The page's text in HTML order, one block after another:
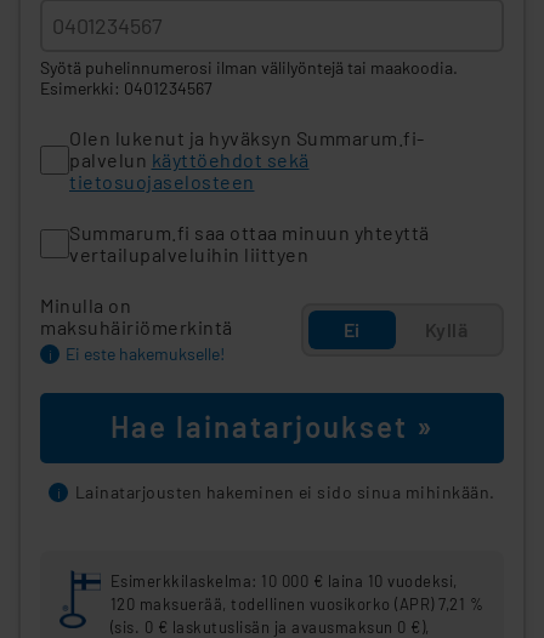
Syötä puhelinnumerosi ilman välilyöntejä tai maakoodia.
Esimerkki: 0401234567
Olen lukenut ja hyväksyn Summarum.fi-
palvelun käyttöehdot sekä
tietosuojaselosteen
Summarum.fi saa ottaa minuun yhteyttä
vertailupalveluihin liittyen
Minulla on
maksuhäiriömerkintä
i Ei este hakemukselle!
Ei Kyllä
Hae lainatarjoukset »
i Lainatarjousten hakeminen ei sido sinua mihinkään.
Esimerkkilaskelma: 10 000 € laina 10 vuodeksi,
120 maksuerää, todellinen vuosikorko (APR) 7,21 %
(sis. 0 € laskutuslisän ja avausmaksun 0 €),